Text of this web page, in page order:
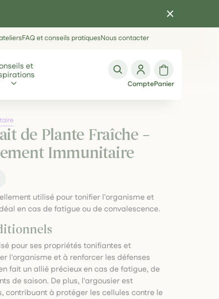
FAQ et conseils pratiquesNous contacter
et
ComptePanier
de Plante Fraîche –
Immunitaire
utilisé pour tonifier l'organisme et
en cas de fatigue ou de convalescence.
pour ses propriétés tonifiantes et
l'organisme et à renforcer les défenses
fait un allié précieux en cas de fatigue, de
de saison. De plus, l'argousier est
contribuant à protéger les cellules contre le